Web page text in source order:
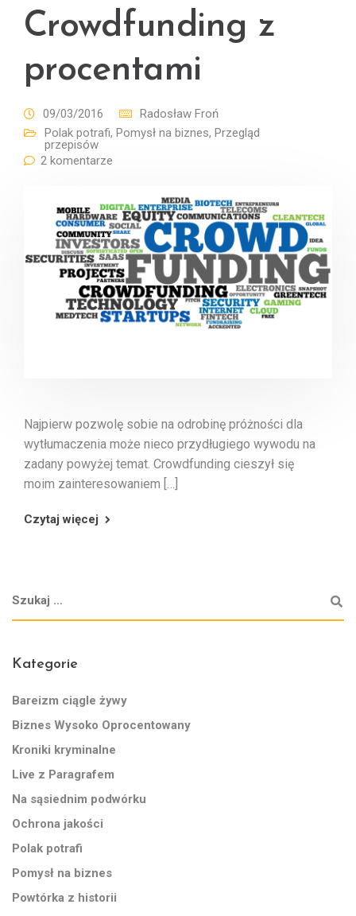
Crowdfunding z
procentami
09/03/2016
Radosław Froń
Polak potrafi, Pomysł na biznes, Przegląd
przepisów
2 komentarze
Najpierw pozwolę sobie na odrobinę próżności dla
wytłumaczenia może nieco przydługiego wywodu na
zadany powyżej temat. Crowdfunding cieszył się
moim zainteresowaniem […]
Czytaj więcej
Kategorie
Bareizm ciągle żywy
Biznes Wysoko Oprocentowany
Kroniki kryminalne
Live z Paragrafem
Na sąsiednim podwórku
Ochrona jakości
Polak potrafi
Pomysł na biznes
Powtórka z historii